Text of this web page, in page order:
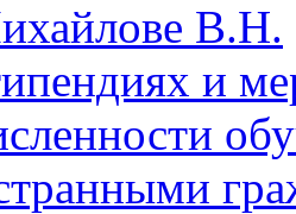
В.Н.
и